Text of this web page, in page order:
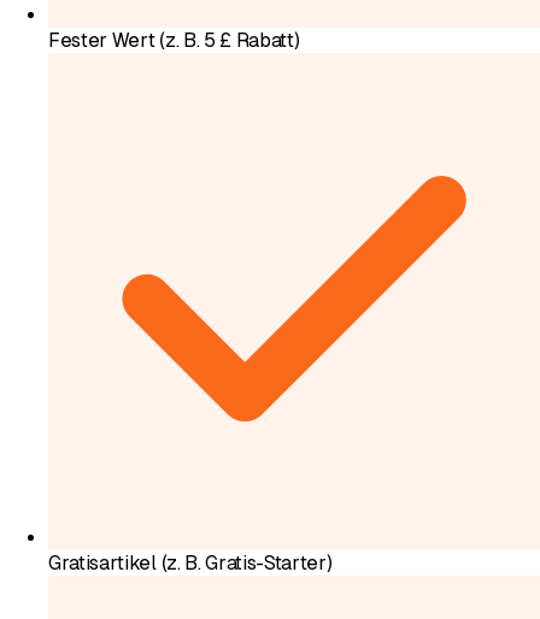
Fester Wert (z. B. 5 £ Rabatt)
Gratisartikel (z. B. Gratis-Starter)